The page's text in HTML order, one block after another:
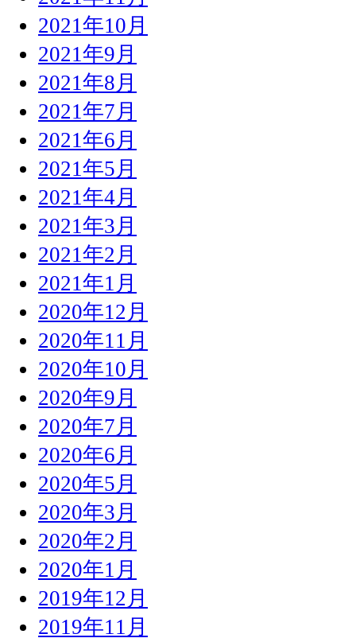
2021年10月
2021年9月
2021年8月
2021年7月
2021年6月
2021年5月
2021年4月
2021年3月
2021年2月
2021年1月
2020年12月
2020年11月
2020年10月
2020年9月
2020年7月
2020年6月
2020年5月
2020年3月
2020年2月
2020年1月
2019年12月
2019年11月